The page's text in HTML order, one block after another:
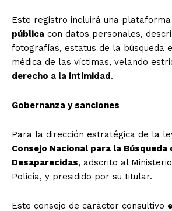
Este registro incluirá una plataforma
pública con datos personales,
fotografías, estatus de la búsqueda
médica de las víctimas, velando
derecho a la intimidad .
Gobernanza y sanciones
Para la dirección estratégica de la
Consejo Nacional para la Búsqueda
Desaparecidas, adscrito al
Policía, y presidido por su titular.
Este consejo de carácter consultivo